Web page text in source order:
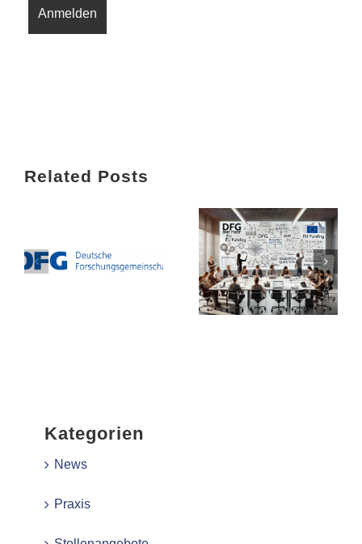
Related Posts
Kategorien
News
Praxis